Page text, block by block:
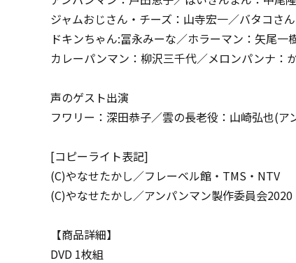
ジャムおじさん・チーズ：山寺宏一／バタコさ
ドキンちゃん:冨永みーな／ホラーマン：矢尾
カレーパンマン：柳沢三千代／メロンパンナ
声のゲスト出演
フワリー：深田恭子／雲の長老役：山崎弘也(ア
[コピーライト表記]
(C)やなせたかし／フレーベル館・TMS・NTV
(C)やなせたかし／アンパンマン製作委員会2020
【商品詳細】
DVD 1枚組